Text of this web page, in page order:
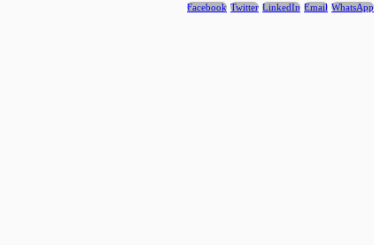
Facebook Twitter LinkedIn Email WhatsApp